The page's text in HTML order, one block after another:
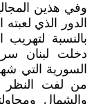
وفي هذين
الدور الذي
بالنسبة لتهريب
دخلت لبنان
السورية التي
من لفت النظر
والشمال